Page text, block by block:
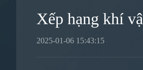
Xếp hạng khí
2025-01-06 15:43:15